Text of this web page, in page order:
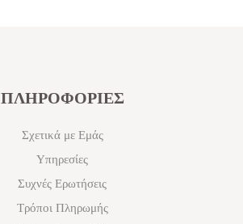
ΠΛΗΡΟΦΟΡΙΕΣ
Σχετικά με Εμάς
Υπηρεσίες
Συχνές Ερωτήσεις
Τρόποι Πληρωμής